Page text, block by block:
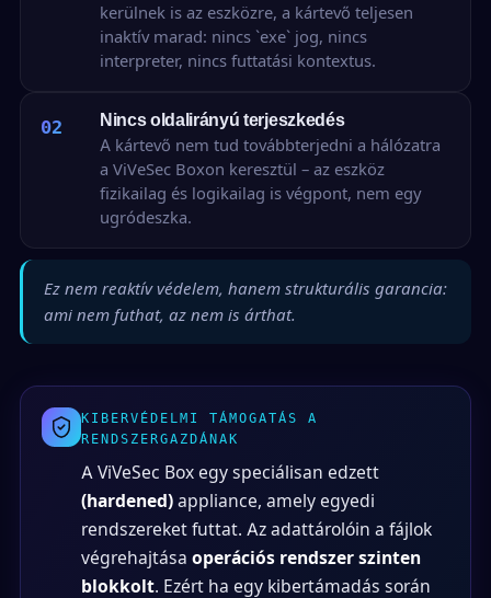
kerülnek is az eszközre, a kártevő teljesen
inaktív marad: nincs `exe` jog, nincs
interpreter, nincs futtatási kontextus.
02 Nincs oldalirányú terjeszkedés
A kártevő nem tud továbbterjedni a hálózatra
a ViVeSec Boxon keresztül – az eszköz
fizikailag és logikailag is végpont, nem egy
ugródeszka.
Ez nem reaktív védelem, hanem strukturális garancia:
ami nem futhat, az nem is árthat.
KIBERVÉDELMI TÁMOGATÁS A
RENDSZERGAZDÁNAK
A ViVeSec Box egy speciálisan edzett
(hardened) appliance, amely egyedi
rendszereket futtat. Az adattárolóin a fájlok
végrehajtásaoperációs rendszer szinten
blokkolt . Ezért ha egy kibertámadás során